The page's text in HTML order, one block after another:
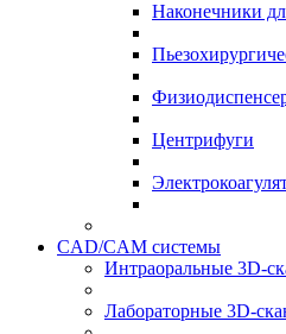
Наконечники
Центрифуги
CAD/CAM системы
Интраоральные 3D-
Лабораторные 3D-